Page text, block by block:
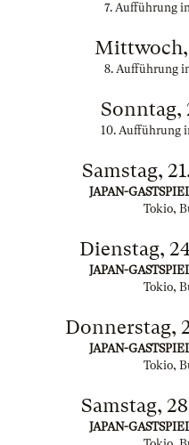
7. Aufführung
Mittwoch,
8. Aufführung
Sonntag,
10. Aufführung
Samstag,
JAPAN-
Tokio,
Dienstag,
JAPAN-
Tokio,
Donnerstag,
JAPAN-
Tokio,
Samstag,
JAPAN-